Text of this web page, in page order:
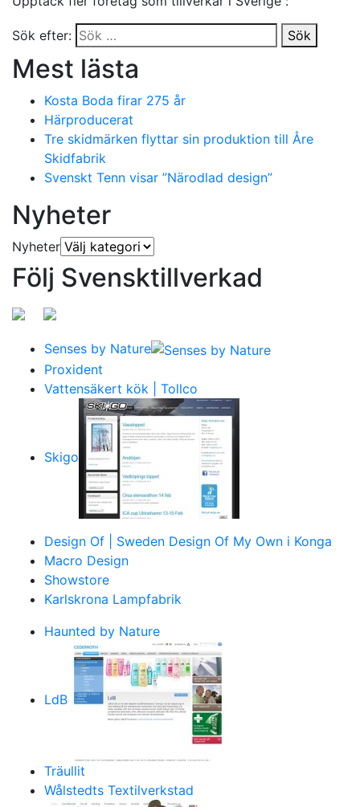
Sök efter: Sök
Mest lästa
Kosta Boda firar 275 år
Härproducerat
Tre skidmärken flyttar sin produktion till Åre
Skidfabrik
Svenskt Tenn visar ”Närodlad design”
Nyheter
Nyheter
Följ Svensktillverkad
Senses by Nature
Proxident
Vattensäkert kök | Tollco
Skigo
Design Of | Sweden Design Of My Own i Konga
Macro Design
Showstore
Karlskrona Lampfabrik
Haunted by Nature
LdB
Träullit
Wålstedts Textilverkstad